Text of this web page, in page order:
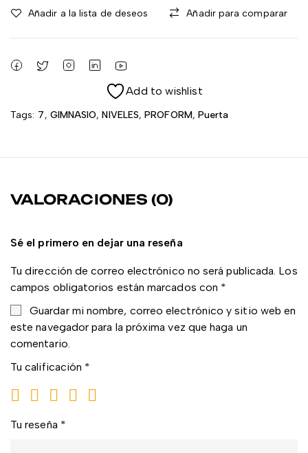
Añadir a la lista de deseos Añadir para comparar
Add to wishlist
Tags: 7, GIMNASIO,NIVELES,PROFORM, Puerta
VALORACIONES (0)
Sé el primero en dejar una reseña
Tu dirección de correo electrónico no será publicada. Los
campos obligatorios están marcados con *
Guardar mi nombre, correo electrónico y sitio web en
este navegador para la próxima vez que haga un
comentario.
Tu calificación *
Tu reseña *